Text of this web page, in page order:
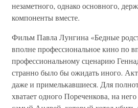
незаметного, однако основного,
компоненты вместе.
Фильм Павла Лунгина «Бедные
вполне профессиональное кино по
профессиональному сценарию
странно было бы ожидать иного.
даже и примелькавшиеся. Для
хватает одного Пореченкова, на